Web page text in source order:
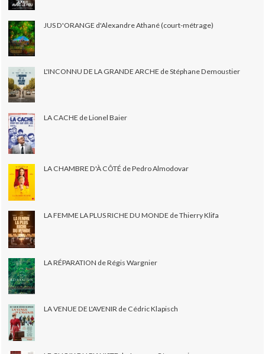
JUS D'ORANGE d'Alexandre Athané (court-métrage)
L'INCONNU DE LA GRANDE ARCHE de Stéphane Demoustier
LA CACHE de Lionel Baier
LA CHAMBRE D'À CÔTÉ de Pedro Almodovar
LA FEMME LA PLUS RICHE DU MONDE de Thierry Klifa
LA RÉPARATION de Régis Wargnier
LA VENUE DE L'AVENIR de Cédric Klapisch